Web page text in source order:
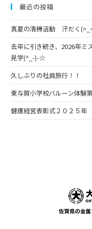
最近の投稿
真夏の清掃活動 汗だく
去年に引き続き、2026年ミ
見学(^_-)-☆
久しぶりの社員旅行！！
東与賀小学校バルーン体験
健康経営表彰式２０２５年
佐賀県の金